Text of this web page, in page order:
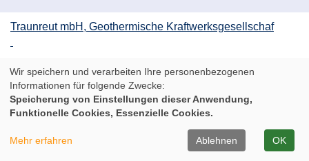
Traunreut mbH, Geothermische Kraftwerksgesellschaf
TRAUNROCK Kletteranlagen GmbH
U
Wir speichern und verarbeiten Ihre personenbezogenen
Informationen für folgende Zwecke:
Speicherung von Einstellungen dieser Anwendung,
Funktionelle Cookies, Essenzielle Cookies.
Mehr erfahren Ablehnen OK